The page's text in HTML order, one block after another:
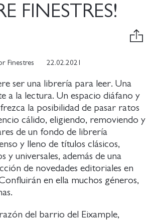
FINESTRES!
Finestres 22.02.2021
ser una librería para leer. Una
a la lectura. Un espacio diáfano y
la posibilidad de pasar ratos
cálido, eligiendo, removiendo y
de un fondo de librería
y lleno de títulos clásicos,
y universales, además de una
de novedades editoriales en
en ella muchos géneros,
del barrio del Eixample,